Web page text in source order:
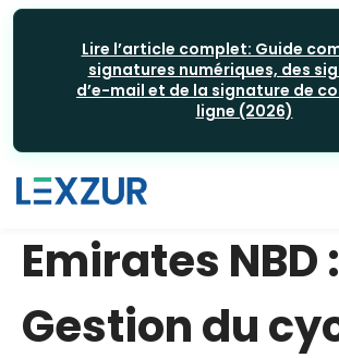
Lire l’article complet: Guide
signatures numériques, des
d’e-mail et de la signature de
ligne (2026)
Emirates NBD :
Gestion du